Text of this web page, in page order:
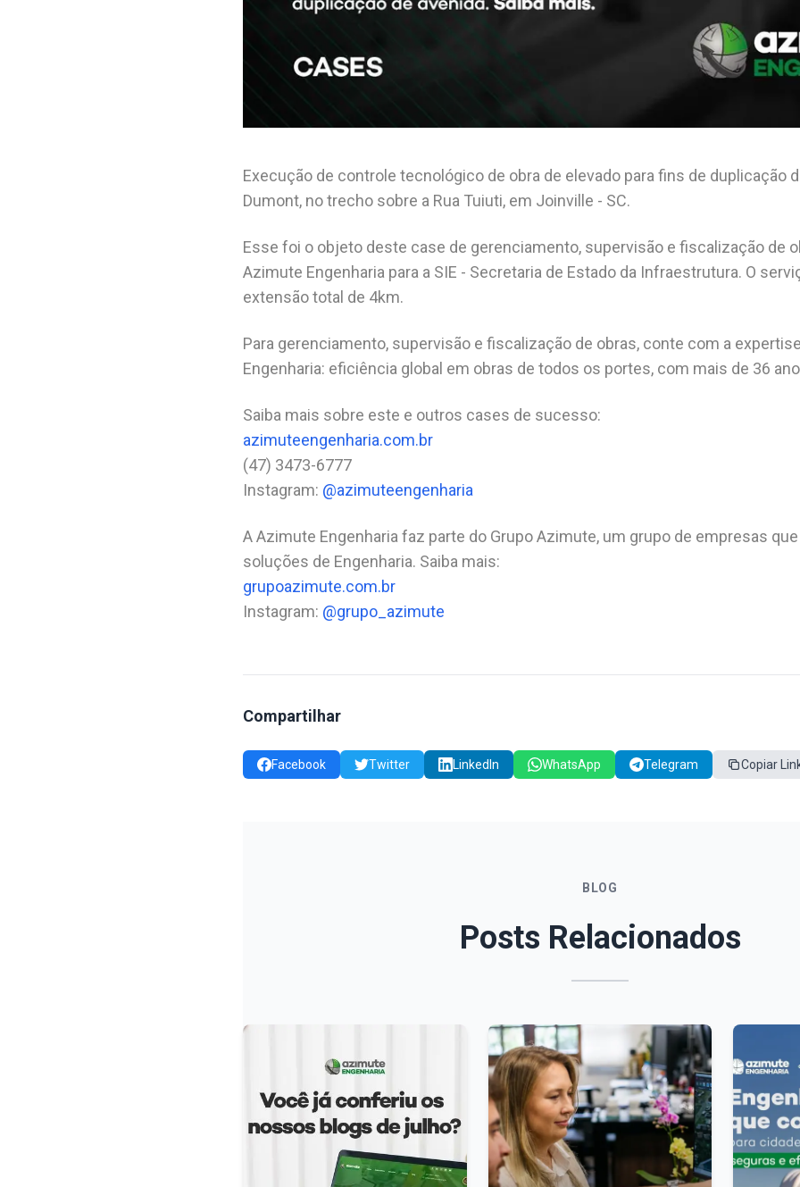
Execução de controle tecnológico de obra de elevado para fins de duplicação
Dumont, no trecho sobre a Rua Tuiuti, em Joinville - SC.
Esse foi o objeto deste case de gerenciamento, supervisão e fiscalização de
Azimute Engenharia para a SIE - Secretaria de Estado da Infraestrutura. O
extensão total de 4km.
Para gerenciamento, supervisão e fiscalização de obras, conte com a
Engenharia: eficiência global em obras de todos os portes, com mais de 36
Saiba mais sobre este e outros cases de sucesso:
azimuteengenharia.com.br
(47) 3473-6777
Instagram: @azimuteengenharia
A Azimute Engenharia faz parte do Grupo Azimute, um grupo de empresas
soluções de Engenharia. Saiba mais:
grupoazimute.com.br
Instagram: @grupo_azimute
Compartilhar
Facebook Twitter LinkedIn WhatsApp Telegram Copiar
BLOG
Posts Relacionados